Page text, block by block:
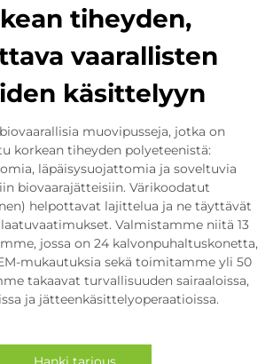
tiheyden,
vaarallisten
käsittelyyn
muovipusseja, jotka on
korkean tiheyden polyeteenistä:
läpäisysuojattomia ja soveltuvia
biovaarajätteisiin. Värikoodatut
helpottavat lajittelua ja ne täyttävät
Valmistamme niitä 13
jossa on 24 kalvonpuhaltuskonetta,
mukautuksia sekä toimitamme yli 50
takaavat turvallisuuden sairaaloissa,
ja jätteenkäsittelyoperaatioissa.